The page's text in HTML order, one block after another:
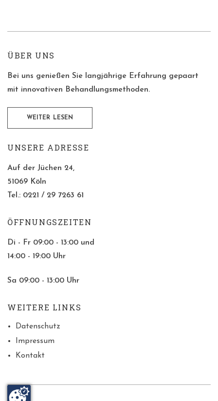
ÜBER UNS
Bei uns genießen Sie langjährige Erfahrung gepaart
mit innovativen Behandlungsmethoden.
WEITER LESEN
UNSERE ADRESSE
Auf der Jüchen 24,
51069 Köln
Tel.: 0221 / 29 7263 61
ÖFFNUNGSZEITEN
Di - Fr 09:00 - 13:00 und
14:00 - 19:00 Uhr
Sa 09:00 - 13:00 Uhr
WEITERE LINKS
Datenschutz
Impressum
Kontakt